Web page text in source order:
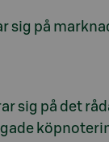
sig på
sig på det